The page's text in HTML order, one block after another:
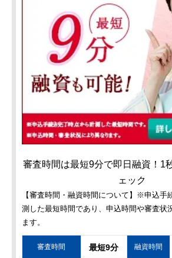
審査時間は最短9分で即日融資！1
ェック
【審査時間・融資時間について】※申込手
測した最短時間であり、申込時間や審査状
ます。
審査時間 最短9分 融資時間